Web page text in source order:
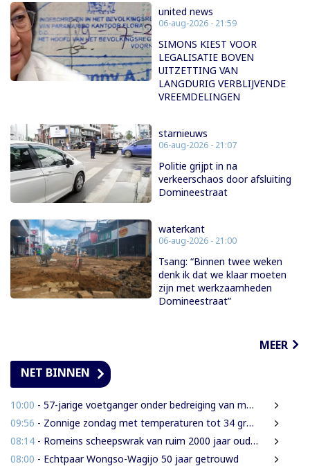
united news
06-aug-2026 - 21:59
SIMONS KIEST VOOR
LEGALISATIE BOVEN
UITZETTING VAN
LANGDURIG VERBLIJVENDE
VREEMDELINGEN
starnieuws
06-aug-2026 - 21:07
Politie grijpt in na
verkeerschaos door afsluiting
Domineestraat
waterkant
06-aug-2026 - 21:00
Tsang: “Binnen twee weken
denk ik dat we klaar moeten
zijn met werkzaamheden
Domineestraat”
MEER
NET BINNEN
10:00 - 57-jarige voetganger onder bedreiging van mes beroofd van mobiele telefoon
09:56 - Zonnige zondag met temperaturen tot 34 graden
08:14 - Romeins scheepswrak van ruim 2000 jaar oud ontdekt bij Sicilië
08:00 - Echtpaar Wongso-Wagijo 50 jaar getrouwd